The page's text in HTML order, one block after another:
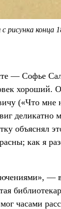
рисунка конца
— Софье
хороший.
(«Что мне
объяснял
как я
часами